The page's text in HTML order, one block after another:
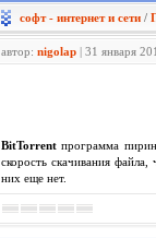
софт - интернет и сети /
автор: nigolap | 31 января
BitTorrent программа
скорость скачивания
них еще нет.